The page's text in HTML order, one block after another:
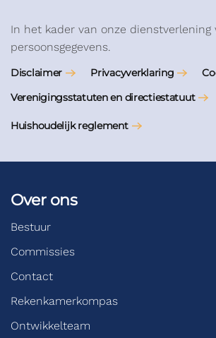
In het kader van onze dienstverlening
persoonsgegevens.
Disclaimer Privacyverklaring
Verenigingsstatuten en directiestatuut
Huishoudelijk reglement
Over ons
Bestuur
Commissies
Contact
Rekenkamerkompas
Ontwikkelteam